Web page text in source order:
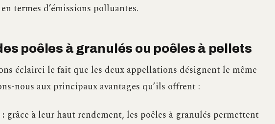
termes d’émissions polluantes.
poêles à granulés ou poêles à pellets
éclairci le fait que les deux appellations désignent le même
nous aux principaux avantages qu’ils offrent :
grâce à leur haut rendement, les poêles à granulés permettent